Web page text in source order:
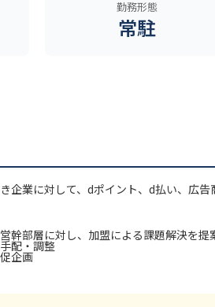
勤務形態
常駐
企業に対して、dポイント、d払い、広
幹部層に対し、加盟による課題解決を提
配・調整
企画